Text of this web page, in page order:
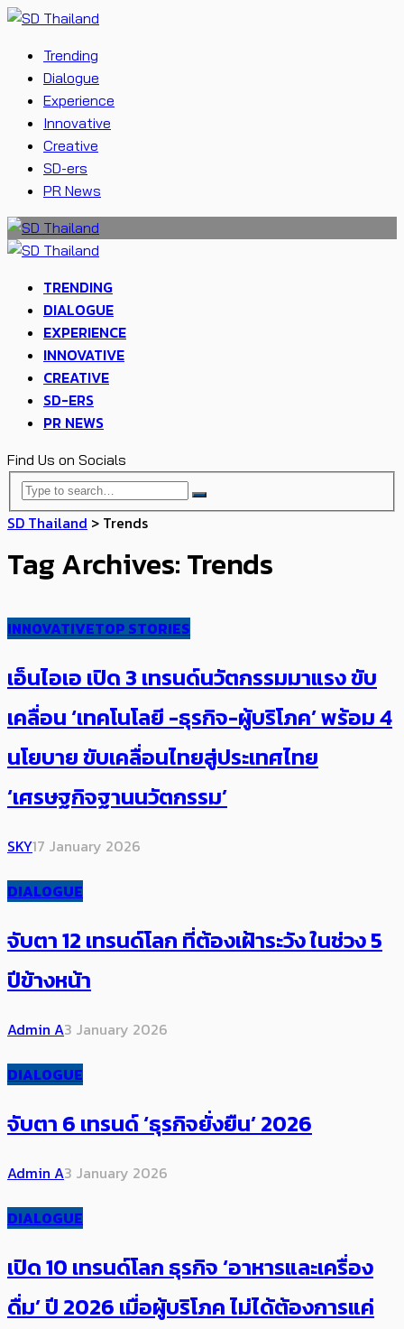
Trending
Dialogue
Experience
Innovative
Creative
SD-ers
PR News
TRENDING
DIALOGUE
EXPERIENCE
INNOVATIVE
CREATIVE
SD-ERS
PR NEWS
Find Us on Socials
SD Thailand > Trends
Tag Archives: Trends
INNOVATIVETOP STORIES
เอ็นไอเอ เปิด 3 เทรนด์นวัตกรรมมาแรง ขับ
เคลื่อน ‘เทคโนโลยี -ธุรกิจ-ผู้บริโภค’ ​​พร้อม 4
นโยบาย ขับเคลื่อนไทยสู่ประเทศไทย​
‘เศรษฐกิจฐานนวัตกรรม’
SKY17 January 2026
DIALOGUE
จับตา 12 เทรนด์โลก ที่ต้องเฝ้าระวัง ในช่วง 5
ปีข้างหน้า
Admin A3 January 2026
DIALOGUE
จับตา 6 เทรนด์ ‘ธุรกิจยั่งยืน’ 2026
Admin A3 January 2026
DIALOGUE
เปิด 10 เทรนด์โลก ธุรกิจ ‘อาหารและเครื่อง
ดื่ม’ ปี 2026 เมื่อผู้บริโภค ไม่ได้ต้องการแค่